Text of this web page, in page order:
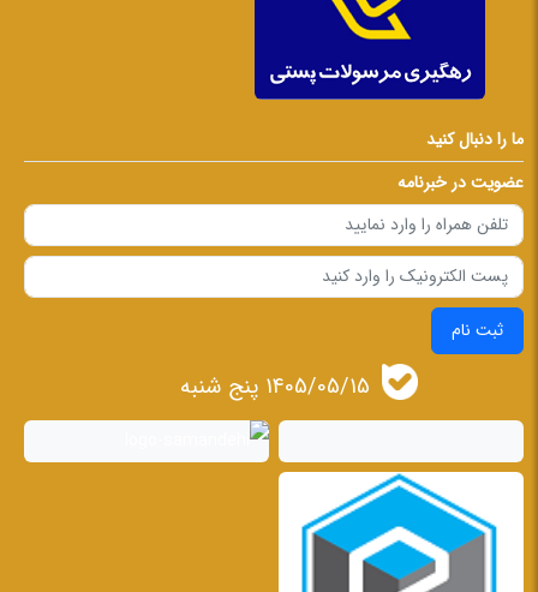
ما را دنبال کنید
عضویت در خبرنامه
ثبت نام
1405/05/15 پنج شنبه